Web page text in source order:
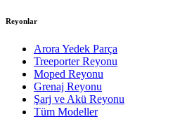
Reyonlar
Arora Yedek Parça
Treeporter Reyonu
Moped Reyonu
Grenaj Reyonu
Şarj ve Akü Reyonu
Tüm Modeller